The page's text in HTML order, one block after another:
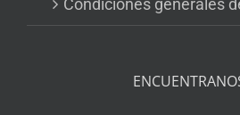
Condiciones generales